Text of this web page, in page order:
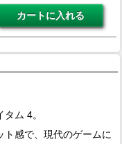
ム 4。
ト感で、現代のゲームに